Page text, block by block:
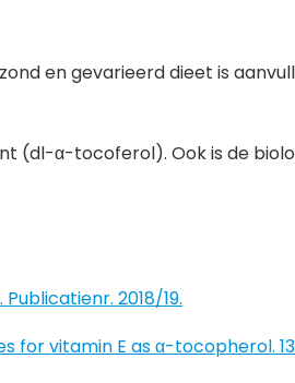
en gevarieerd dieet is
(dl-α-tocoferol). Ook is de
2018/19.
for vitamin E as α-tocopherol.